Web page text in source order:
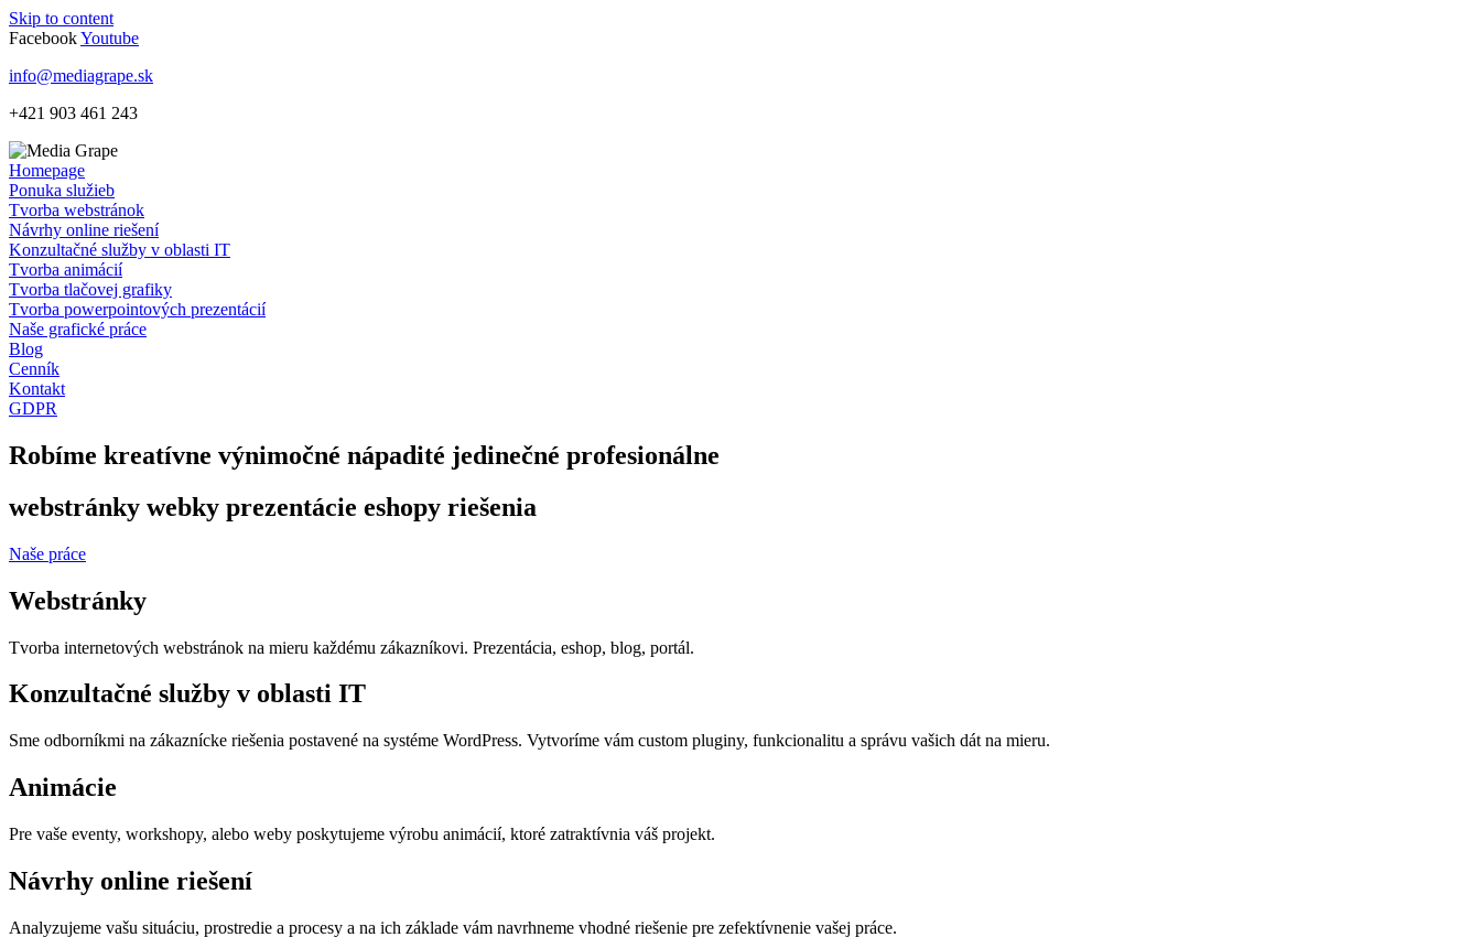
Skip to content
FacebookYoutube
info@mediagrape.sk
+421 903 461 243
Homepage
Ponuka služieb
Tvorba webstránok
Návrhy online riešení
Konzultačné služby v oblasti IT
Tvorba animácií
Tvorba tlačovej grafiky
Tvorba powerpointových prezentácií
Naše grafické práce
Blog
Cenník
Kontakt
GDPR
Robíme kreatívne výnimočné nápadité jedinečné profesionálne
webstránky webky prezentácie eshopy riešenia
Naše práce
Webstránky
Tvorba internetových webstránok na mieru každému zákazníkovi. Prezentácia, eshop, blog, portál.
Konzultačné služby v oblasti IT
Sme odborníkmi na zákaznícke riešenia postavené na systéme WordPress. Vytvoríme vám custom pluginy, funkcionalitu a správu vašich dát na mieru.
Animácie
Pre vaše eventy, workshopy, alebo weby poskytujeme výrobu animácií, ktoré zatraktívnia váš projekt.
Návrhy online riešení
Analyzujeme vašu situáciu, prostredie a procesy a na ich základe vám navrhneme vhodné riešenie pre zefektívnenie vašej práce.